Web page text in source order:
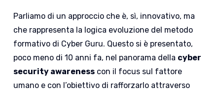
Parliamo di un approccio che è, sì, innovativo, ma
che rappresenta la logica evoluzione del metodo
formativo di Cyber Guru. Questo si è presentato,
poco meno di 10 anni fa, nel panorama della cyber
security awareness con il focus sul fattore
umano e con l’obiettivo di rafforzarlo attraverso